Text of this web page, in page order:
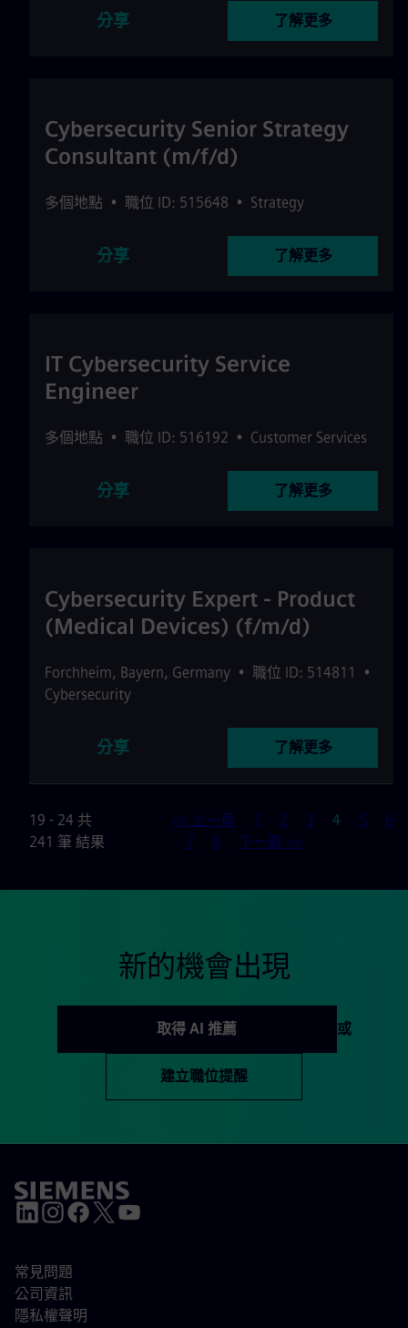
分享 了解更多
Cybersecurity Senior Strategy
Consultant (m/f/d)
多個地點 • 職位 ID: 515648 • Strategy
分享 了解更多
IT Cybersecurity Service
Engineer
多個地點 • 職位 ID: 516192 • Customer Services
分享 了解更多
Cybersecurity Expert - Product
(Medical Devices) (f/m/d)
Forchheim, Bayern, Germany • 職位 ID: 514811
•
Cybersecurity
分享 了解更多
19 - 24 共
241 筆 結果
<< 上一頁 1 2 3 頁
4 5
6
7
8 下一頁 >>
新的機會出現
取得 AI 推薦 或
建立職位提醒
常見問題
公司資訊
隱私權聲明